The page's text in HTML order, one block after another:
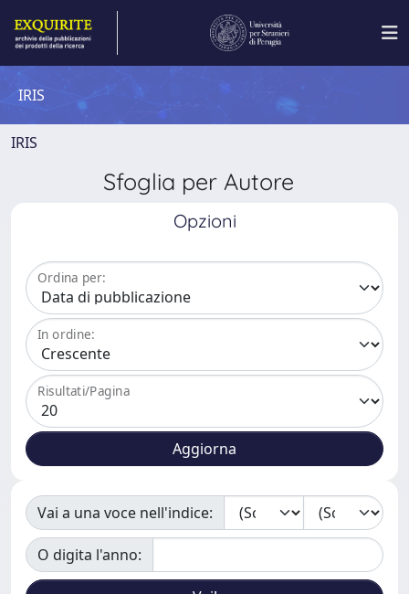
IRIS
IRIS
Sfoglia per Autore
Opzioni
Ordina per:
In ordine:
Risultati/Pagina
Vai a una voce nell'indice:
O digita l'anno: